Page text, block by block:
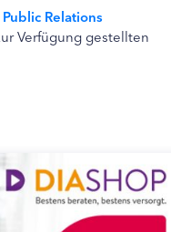
Relations
Verfügung gestellten